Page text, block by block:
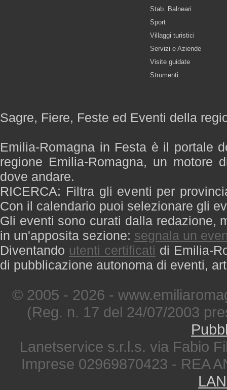
Stab. Balneari
Sport
Villaggi turistici
Servizi e Aziende
Visite guidate
Strumenti
Sagre, Fiere, Feste ed Eventi della
Emilia-Romagna in Festa è il portale
regione Emilia-Romagna, un motore
dove andare.
RICERCA: Filtra gli eventi per
Con il calendario puoi selezionare gli
Gli eventi sono curati dalla redazione,
in un'apposita sezione: segnala un
Diventando utenti certificati di Emilia-
di pubblicazione autonoma di eventi,
© 2005 - 2026 -
(Reg. n. 17 del 24/07/2003
Lanetservice s.r.l.s. via Fabio
Imprese 02969870423 - REA